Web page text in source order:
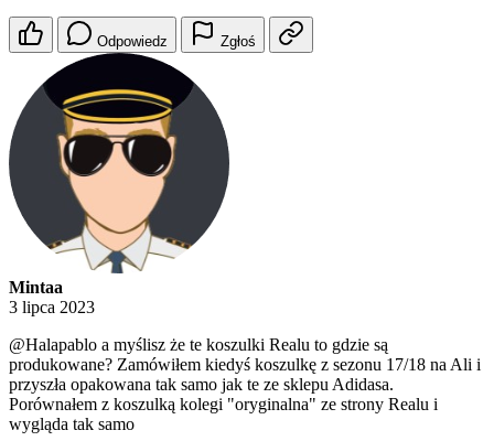
Odpowiedz Zgłoś
Mintaa
3 lipca 2023
@Halapablo a myślisz że te koszulki Realu to gdzie są
produkowane? Zamówiłem kiedyś koszulkę z sezonu 17/18 na Ali i
przyszła opakowana tak samo jak te ze sklepu Adidasa.
Porównałem z koszulką kolegi "oryginalna" ze strony Realu i
wygląda tak samo